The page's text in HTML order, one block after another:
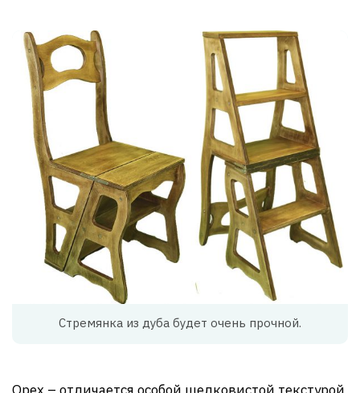
Стремянка из дуба будет очень прочной.